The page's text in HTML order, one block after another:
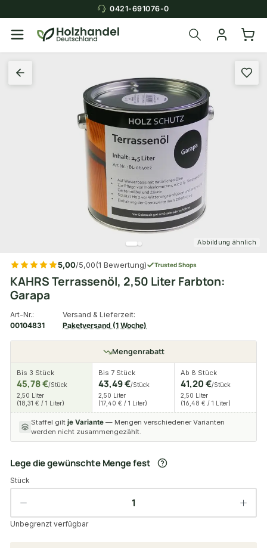
0421-691076-0
Abbildung ähnlich
5,00/5,00(1 Bewertung) Trusted Shops
KAHRS Terrassenöl, 2,50 Liter Farbton:
Garapa
Art-Nr.:
00104831
Versand & Lieferzeit:
Paketversand (1 Woche)
Mengenrabatt
Bis 3 Stück
45,78 €/Stück
2,50 Liter
(18,31 € / 1 Liter)
Bis 7 Stück
43,49 €/Stück
2,50 Liter
(17,40 € / 1 Liter)
Ab 8 Stück
41,20 €/Stück
2,50 Liter
(16,48 € / 1 Liter)
Staffel gilt je Variante — Mengen verschiedener Varianten
werden nicht zusammengezählt.
Lege die gewünschte Menge fest
Stück
Unbegrenzt verfügbar